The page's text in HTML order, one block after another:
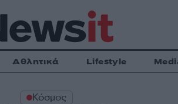
Αθλητικά Lifestyle
Κόσμος